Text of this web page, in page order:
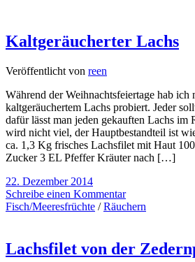
Kaltgeräucherter Lachs
Veröffentlicht von reen
Während der Weihnachtsfeiertage hab ich
kaltgeräuchertem Lachs probiert. Jeder
dafür lässt man jeden gekauften Lachs im
wird nicht viel, der Hauptbestandteil ist
ca. 1,3 Kg frisches Lachsfilet mit Haut
Zucker 3 EL Pfeffer Kräuter nach […]
22. Dezember 2014
Schreibe einen Kommentar
Fisch/Meeresfrüchte /Räuchern
Lachsfilet von der